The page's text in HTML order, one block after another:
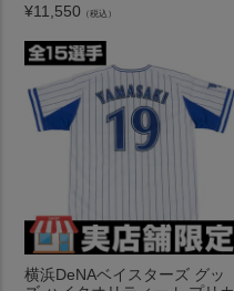
¥11,550 （税込）
横浜DeNAベイスターズ グッ